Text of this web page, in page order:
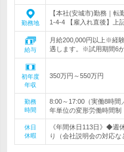
勤務地
【本社(安城市)勤務｜
1-4-4 【雇入れ直後】上
給与
月給200,000円以上※経
遇します。※試用期間6
初年度
年収
350万円～550万円
勤務
時間
8:00～17:00（実働8時
年単位の変形労働時間制
休日
休暇
《年間休日113日》◆週
り（会社説明会の対応